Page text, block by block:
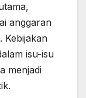
anggaran
Kebijakan
isu-isu
menjadi